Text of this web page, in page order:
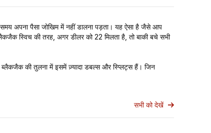
अपना पैसा जोखिम में नहीं डालना पड़ता। यह ऐसा है जैसे आप
स्विच की तरह, अगर डीलर को 22 मिलता है, तो बाकी बचे सभी
की तुलना में इसमें ज़्यादा डबल्स और स्प्लिट्स हैं। जिन
सभी को देखें